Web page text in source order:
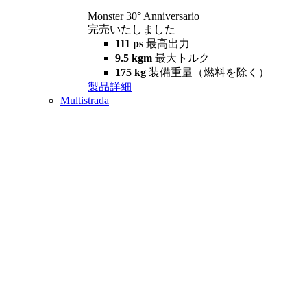
Monster 30° Anniversario
完売いたしました
111 ps 最高出力
9.5 kgm 最大トルク
175 kg 装備重量（燃料を除く）
製品詳細
Multistrada